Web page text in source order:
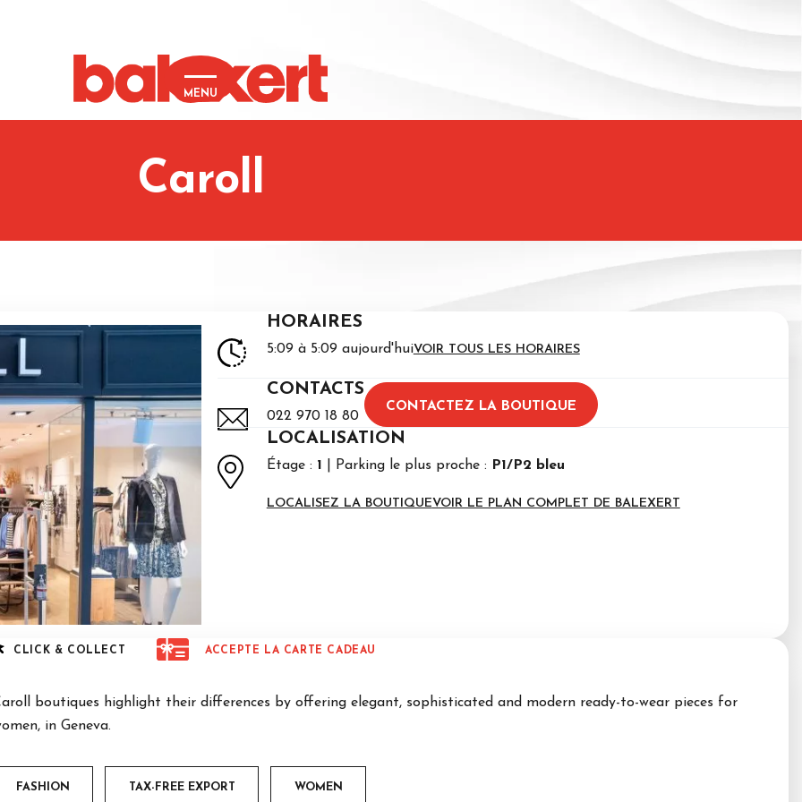
MENU
Caroll
HORAIRES
5:09 à 5:09 aujourd'huiVOIR TOUS LES HORAIRES
CONTACTS
022 970 18 80
CONTACTEZ LA BOUTIQUE
LOCALISATION
Étage : 1 Parking le plus proche : P1/P2 bleu
LOCALISEZ LA BOUTIQUEVOIR LE PLAN COMPLET DE BALEXERT
CLICK & COLLECT ACCEPTE LA CARTE CADEAU
boutiques highlight their differences by offering elegant, sophisticated and modern ready-to-wear pieces for
in Geneva.
FASHION TAX-FREE EXPORT WOMEN